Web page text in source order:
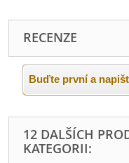
RECENZE
Buďte první a
12 DALŠÍCH
KATEGORII: